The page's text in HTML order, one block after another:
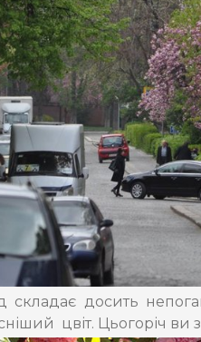
складає досить
цвіт. Цьогоріч ви